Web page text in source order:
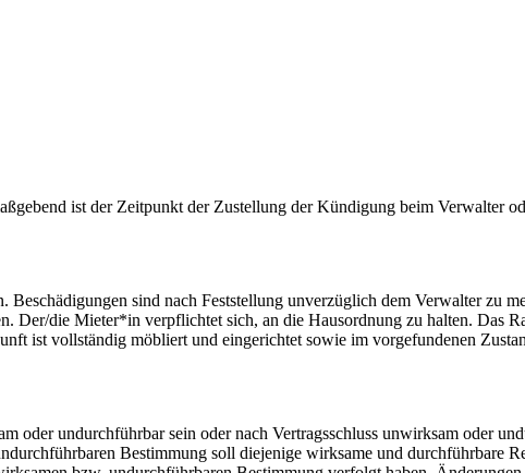
ist der Zeitpunkt der Zustellung der Kündigung beim Verwalter
Beschädigungen sind nach Feststellung unverzüglich dem Verwalter zu
Der/die Mieter*in verpflichtet sich, an die Hausordnung zu halten. Das
ist vollständig möbliert und eingerichtet sowie im vorgefundenen
oder undurchführbar sein oder nach Vertragsschluss unwirksam oder
Bestimmung soll diejenige wirksame und durchführbare